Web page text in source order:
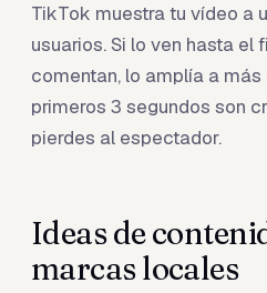
TikTok muestra tu vídeo a
usuarios. Si lo ven hasta el
comentan, lo amplía a más
primeros 3 segundos son
pierdes al espectador.
Ideas de
marcas locales